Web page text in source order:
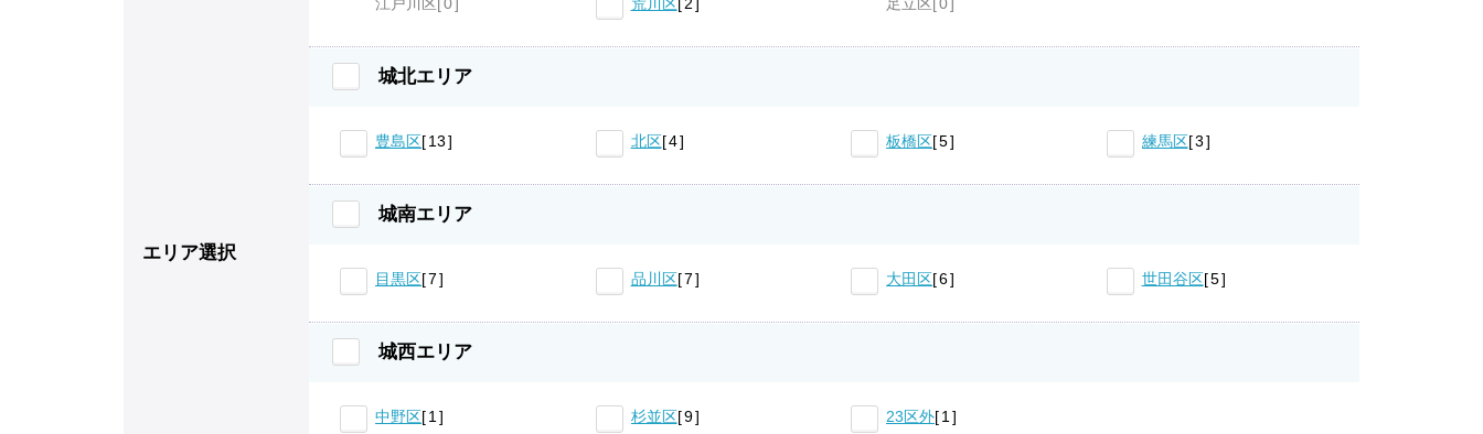
エリア選択
城北エリア
豊島区 13 北区 4 板橋区 5 練馬区 3
城南エリア
目黒区 7 品川区 7 大田区 6 世田谷区 5
城西エリア
中野区 1 杉並区 9 23区外 1